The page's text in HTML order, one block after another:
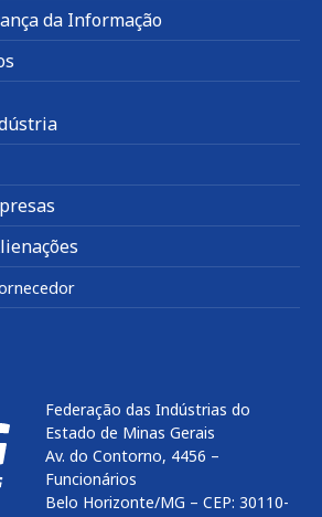
da Informação
Federação das Indústrias do
Estado de Minas Gerais
Av. do Contorno, 4456 –
Funcionários
Belo Horizonte/MG – CEP: 30110-